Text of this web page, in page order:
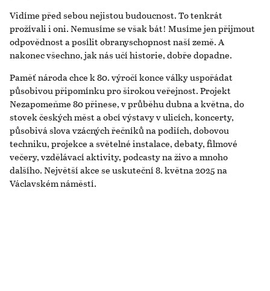
Vidíme před sebou nejistou budoucnost. To tenkrát
prožívali i oni. Nemusíme se však bát! Musíme jen přijmout
odpovědnost a posílit obranyschopnost naší země. A
nakonec všechno, jak nás učí historie, dobře dopadne.
Paměť národa chce k 80. výročí konce války uspořádat
působivou připomínku pro širokou veřejnost. Projekt
Nezapomeňme 80 přinese, v průběhu dubna a května, do
stovek českých měst a obcí výstavy v ulicích, koncerty,
působivá slova vzácných řečníků na podiích, dobovou
techniku, projekce a světelné instalace, debaty, filmové
večery, vzdělávací aktivity, podcasty na živo a mnoho
dalšího. Největší akce se uskuteční 8. května 2025 na
Václavském náměstí.